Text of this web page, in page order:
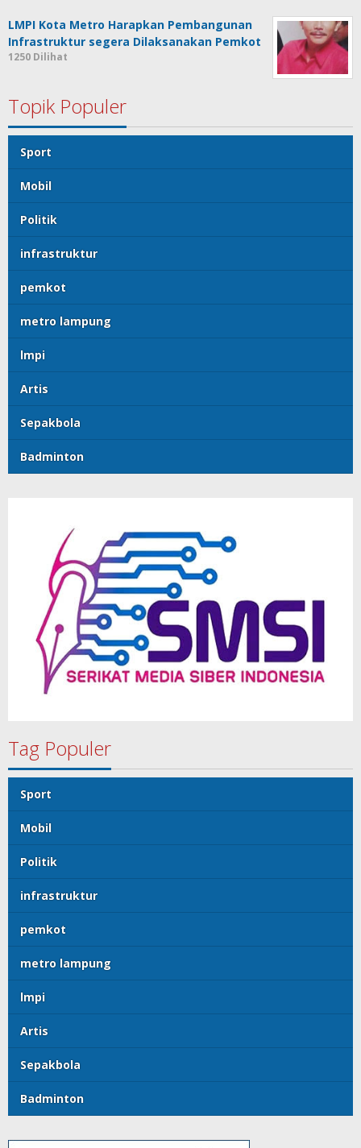
LMPI Kota Metro Harapkan Pembangunan
Infrastruktur segera Dilaksanakan Pemkot
1250 Dilihat
Topik Populer
Sport
Mobil
Politik
infrastruktur
pemkot
metro lampung
lmpi
Artis
Sepakbola
Badminton
Tag Populer
Sport
Mobil
Politik
infrastruktur
pemkot
metro lampung
lmpi
Artis
Sepakbola
Badminton